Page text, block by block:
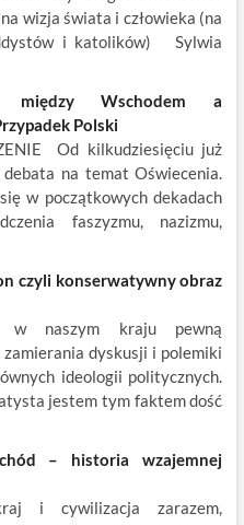
n
wizja świata i człowieka (na
i katolików) Sylwia
między Wschodem a
Polski
Od kilkudziesięciu już
na temat Oświecenia.
w początkowych dekadach
faszyzmu, nazizmu,
czyli konserwatywny obraz
w naszym kraju pewną
zamierania dyskusji i polemiki
ideologii politycznych.
jestem tym faktem dość
– historia wzajemnej
i cywilizacja zarazem,